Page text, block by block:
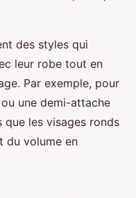
des styles qui
leur robe tout en
Par exemple, pour
une demi-attache
les visages ronds
du volume en